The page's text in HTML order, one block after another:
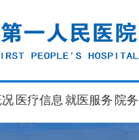
医疗信息 就医服务 院